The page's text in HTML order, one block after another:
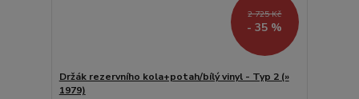
2 725 Kč
- 35 %
Držák rezervního kola+potah/bílý vinyl - Typ 2 (»
1979)